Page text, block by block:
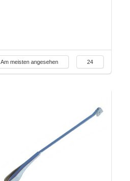
Am meisten angesehen 24